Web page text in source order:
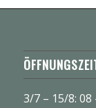
3/7 – 15/8: 08